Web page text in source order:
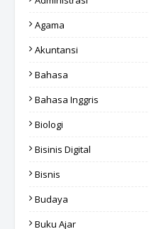
Agama
Akuntansi
Bahasa
Bahasa Inggris
Biologi
Bisinis Digital
Bisnis
Budaya
Buku Ajar